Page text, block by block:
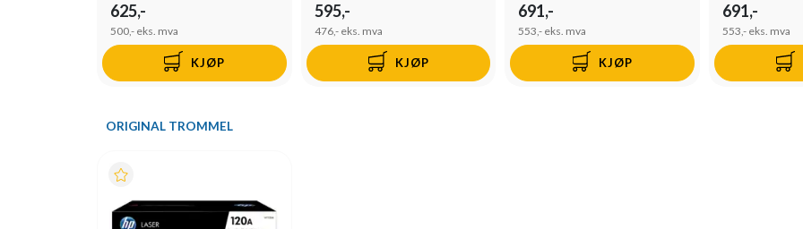
625,-
500,- eks. mva
KJØP
595,-
476,- eks. mva
KJØP
691,-
553,- eks. mva
KJØP
691,-
553,- eks. mva
ORIGINAL TROMMEL